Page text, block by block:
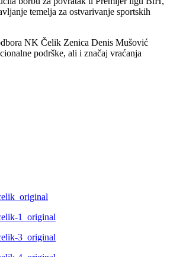
temelja za ostvarivanje sportskih
NK Čelik Zenica Denis Mušović
podrške, ali i značaj vraćanja